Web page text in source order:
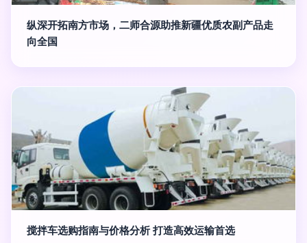
纵深开拓南方市场，二师合源助推新疆优质农副产品走
向全国
搅拌车选购指南与价格分析 打造高效运输首选